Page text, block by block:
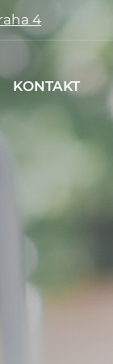
4
KONTAKT